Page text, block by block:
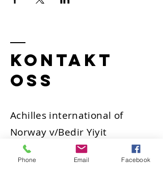
Kontakt
oss
Achilles international of
Norway v/Bedir Yiyit
Storgata 41
1531 Moss
Phone Email Facebook